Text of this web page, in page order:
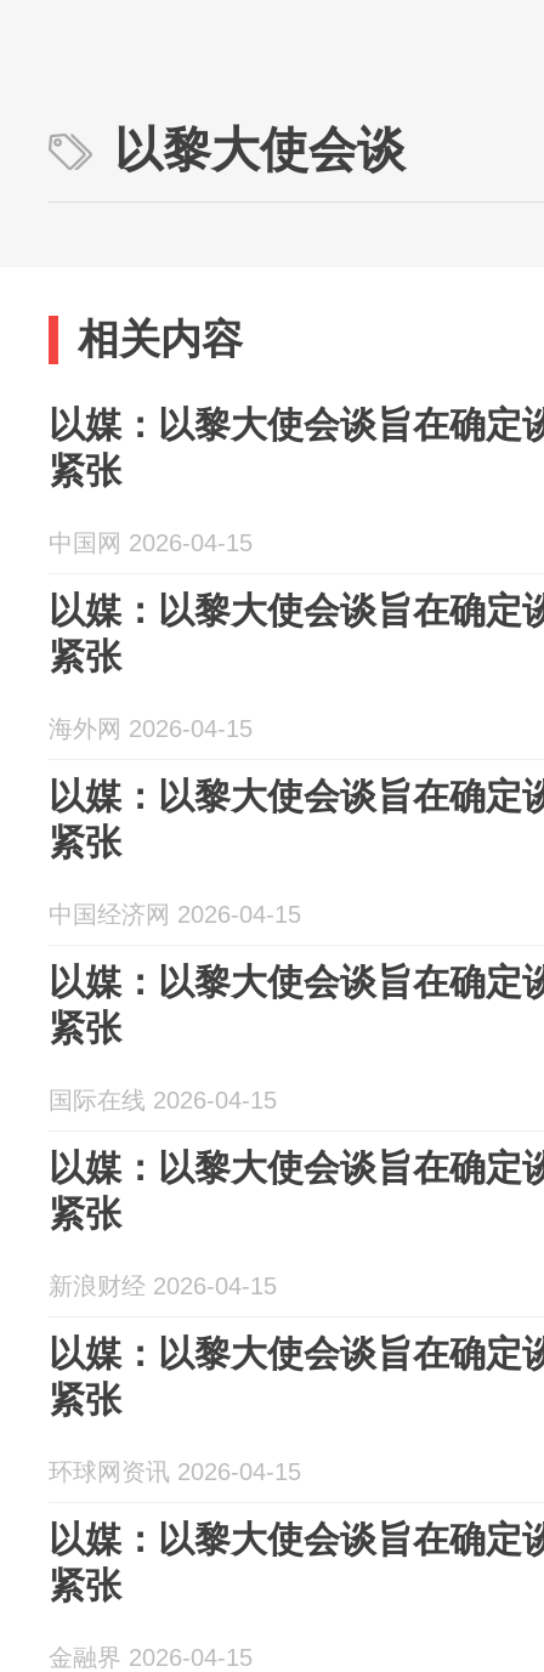
以黎大使会谈
相关内容
以媒：以黎大使会谈旨在确定
紧张
中国网 2026-04-15
以媒：以黎大使会谈旨在确定
紧张
海外网 2026-04-15
以媒：以黎大使会谈旨在确定
紧张
中国经济网 2026-04-15
以媒：以黎大使会谈旨在确定
紧张
国际在线 2026-04-15
以媒：以黎大使会谈旨在确定
紧张
新浪财经 2026-04-15
以媒：以黎大使会谈旨在确定
紧张
环球网资讯 2026-04-15
以媒：以黎大使会谈旨在确
紧张
金融界 2026-04-15